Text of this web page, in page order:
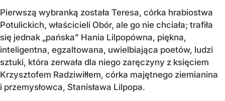
Pierwszą wybranką została Teresa, córka hrabiostwa
Potulickich, właścicieli Obór, ale go nie chciała; trafiła
się jednak „pańska” Hania Lilpopówna, piękna,
inteligentna, egzaltowana, uwielbiająca poetów, ludzi
sztuki, która zerwała dla niego zaręczyny z księciem
Krzysztofem Radziwiłłem, córka majętnego ziemianina
i przemysłowca, Stanisława Lilpopa.